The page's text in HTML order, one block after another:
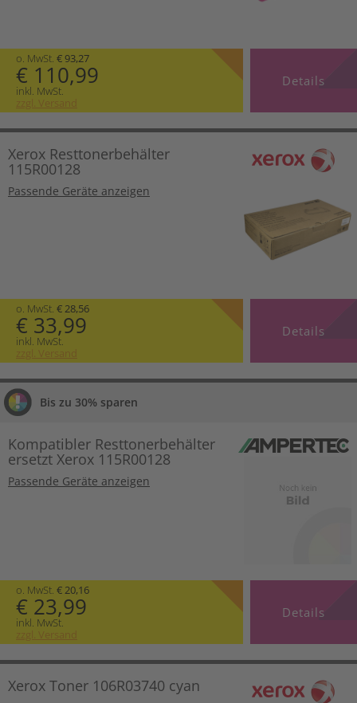
o. MwSt. € 93,27
€ 110,99
inkl. MwSt.
zzgl. Versand
Details
Xerox Resttonerbehälter
115R00128
Passende Geräte anzeigen
o. MwSt. € 28,56
€ 33,99
inkl. MwSt.
zzgl. Versand
Details
Bis zu 30% sparen
Kompatibler Resttonerbehälter
ersetzt Xerox 115R00128
Passende Geräte anzeigen
o. MwSt. € 20,16
€ 23,99
inkl. MwSt.
zzgl. Versand
Details
Xerox Toner 106R03740 cyan